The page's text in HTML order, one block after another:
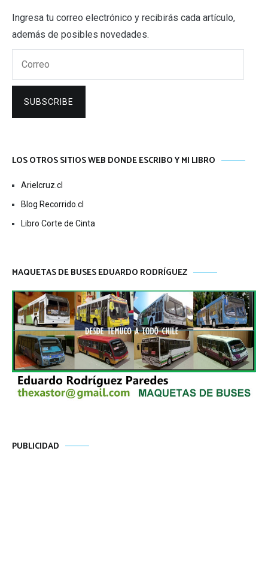
Ingresa tu correo electrónico y recibirás cada artículo,
además de posibles novedades.
SUBSCRIBE
LOS OTROS SITIOS WEB DONDE ESCRIBO Y MI LIBRO
Arielcruz.cl
Blog Recorrido.cl
Libro Corte de Cinta
MAQUETAS DE BUSES EDUARDO RODRÍGUEZ
PUBLICIDAD